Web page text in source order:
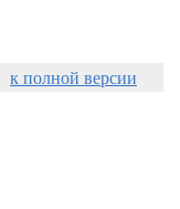
к полной версии